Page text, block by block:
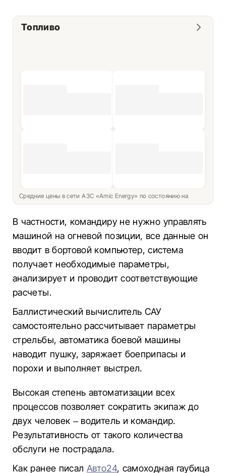
Топливо
Средние цены в сети АЗС «Amic Energy» по состоянию на
В частности, командиру не нужно управлять
машиной на огневой позиции, все данные он
вводит в бортовой компьютер, система
получает необходимые параметры,
анализирует и проводит соответствующие
расчеты.
Баллистический вычислитель САУ
самостоятельно рассчитывает параметры
стрельбы, автоматика боевой машины
наводит пушку, заряжает боеприпасы и
порохи и выполняет выстрел.
Высокая степень автоматизации всех
процессов позволяет сократить экипаж до
двух человек – водитель и командир.
Результативность от такого количества
обслуги не пострадала.
Как ранее писал Авто24, самоходная гаубица